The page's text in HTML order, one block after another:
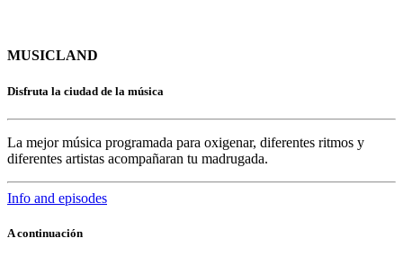
MUSICLAND
Disfruta la ciudad de la música
La mejor música programada para oxigenar, diferentes ritmos y
diferentes artistas acompañaran tu madrugada.
Info and episodes
A continuación